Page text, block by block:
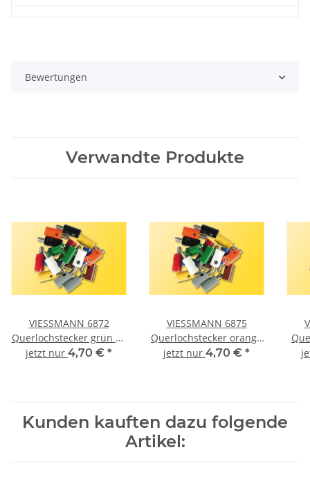
Bewertungen
Verwandte Produkte
VIESSMANN 6872
Querlochstecker grün 10
Stück
jetzt nur 4,70 € *
VIESSMANN 6875
Querlochstecker orange
10 Stück
jetzt nur 4,70 € *
Kunden kauften dazu folgende
Artikel: